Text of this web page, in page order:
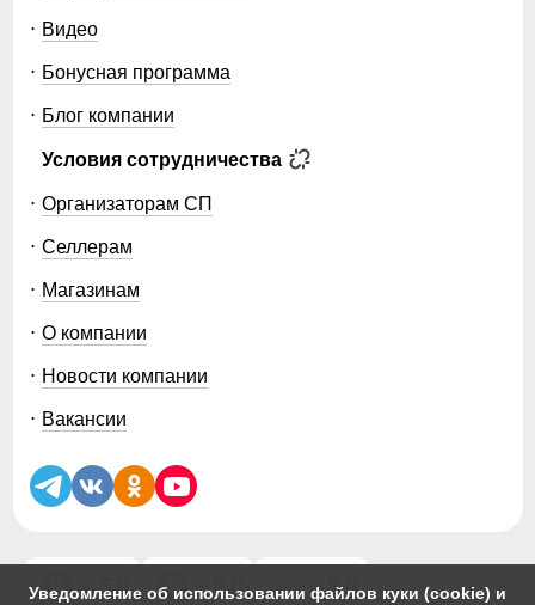
Уведомление об использовании файлов куки (cookie) и
Видео
Бонусная программа
Блог компании
Условия сотрудничества
Организаторам СП
Селлерам
Магазинам
О компании
Новости компании
Вакансии
5.0 5.0 5.0